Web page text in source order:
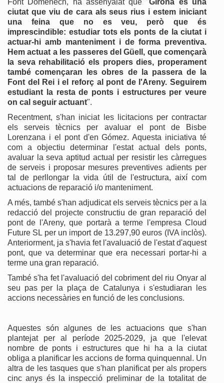
ciutat que viu de cara als seus rius i estem iniciant
una feina que no es veu, però que és
imprescindible: estudiar tots els ponts de la ciutat i
actuar-hi amb manteniment i de forma preventiva.
Hem actuat a les passeres del Güell, que començarà
la seva rehabilitació els propers dies, properament
també començaran les obres de la passera de la
Font del Rei i el reforç al pont de l'Areny. Seguirem
estudiant la resta de ponts i estructures per veure
on cal seguir actuant".
Recentment, s'han iniciat les licitacions per contractar
els serveis tècnics per avaluar el pont de Bisbe
Lorenzana i el pont d'en Gómez. Aquesta iniciativa té
com a objectiu determinar l'estat actual dels ponts,
avaluar la seva aptitud actual per resistir les càrregues
de serveis i proposar mesures preventives adients per
tal de perllongar la vida útil de l'estructura, així com
actuacions de reparació i/o manteniment.
A més, també s'han adjudicat els serveis tècnics per a la
redacció del projecte constructiu de gran reparació del
pont de l'Areny, que portarà a terme l'empresa Cloud
Future SL per un import de 13.297,90 euros (IVA inclòs).
Anteriorment, ja s'havia fet l'avaluació de l'estat d'aquest
pont, que va determinar que era necessari portar-hi a
terme una gran reparació.
També s'ha fet l'avaluació del cobriment del riu Onyar al
seu pas per la plaça de Catalunya i s'estudiaran les
accions necessàries en funció de les conclusions.
Aquestes són algunes de les actuacions que s'han
plantejat per al període 2025-2029, ja que l'elevat
nombre de ponts i estructures que hi ha a la ciutat
obliga a planificar les accions de forma quinquennal. Un
altra de les tasques que s'han planificat per als propers
cinc anys és la inspecció preliminar de la totalitat de